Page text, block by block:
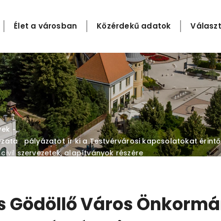
Élet a városban Közérdekű adatok
-
pályázatot ír ki a Testvérvárosi kapcsolatokat
szervezetek, alapítványok részére
Gödöllő Város